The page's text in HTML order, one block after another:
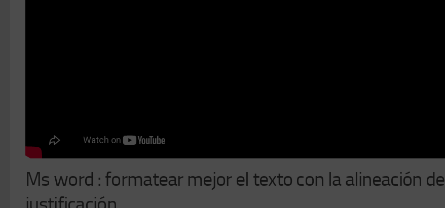
Ms word : formatear mejor el texto con la alineación de